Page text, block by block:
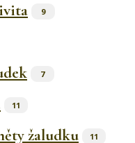
9
7
11
žaludku 11